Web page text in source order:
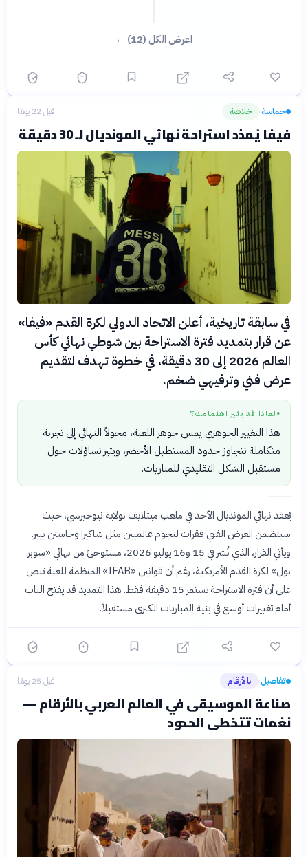
اعرض الكل (12) ←
حماسة› خلاصة قبل 22 يومًا
فيفا يُمدّد استراحة نهائي المونديال لـ 30 دقيقة
في سابقة تاريخية، أعلن الاتحاد الدولي لكرة القدم «فيفا»
عن قرار بتمديد فترة الاستراحة بين شوطي نهائي كأس
العالم 2026 إلى 30 دقيقة، في خطوة تهدف لتقديم
عرض فني وترفيهي ضخم.
● لماذا قد يثير اهتمامك؟
هذا التغيير الجوهري يمس جوهر اللعبة، محولاً النهائي إلى تجربة
متكاملة تتجاوز حدود المستطيل الأخضر، ويثير تساؤلات حول
مستقبل الشكل التقليدي للمباريات.
يُعقد نهائي المونديال الأحد في ملعب ميتلايف بولاية نيوجيرسي، حيث
سيتضمن العرض الفني فقرات لنجوم عالميين مثل شاكيرا وجاستن بيبر.
ويأتي القرار، الذي نُشر في 15 و16 يوليو 2026، مستوحىً من نهائي «سوبر
بول» لكرة القدم الأمريكية، رغم أن قوانين «IFAB» المنظمة للعبة تنص
على أن فترة الاستراحة تستمر 15 دقيقة فقط. هذا التمديد قد يفتح الباب
أمام تغييرات أوسع في بنية المباريات الكبرى مستقبلاً.
تفاصيل› بالأرقام قبل 25 يومًا
صناعة الموسيقى في العالم العربي بالأرقام —
نغمات تتخطى الحدود